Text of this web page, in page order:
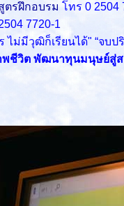
ตรฝึกอบรม โทร 0 2504
7720-1
ม่มีวุฒิก็เรียนได้" “จบ
พชีวิต พัฒนาทุนมนุษย์สู่